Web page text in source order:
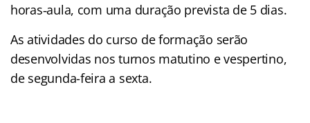
horas‐aula, com uma duração prevista de 5 dias.
As atividades do curso de formação serão
desenvolvidas nos turnos matutino e vespertino,
de segunda-feira a sexta.